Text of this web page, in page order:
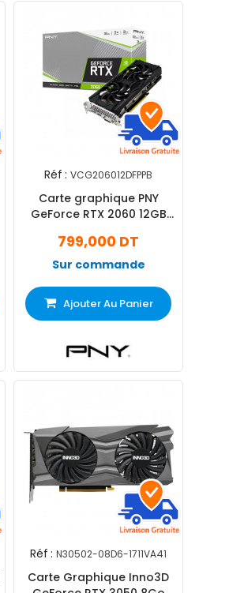
Réf : VCG206012DFPPB
Carte graphique PNY
GeForce RTX 2060 12GB
799,000 DT
Sur commande
Ajouter Au Panier
Réf : N30502-08D6-1711VA41
Carte Graphique Inno3D